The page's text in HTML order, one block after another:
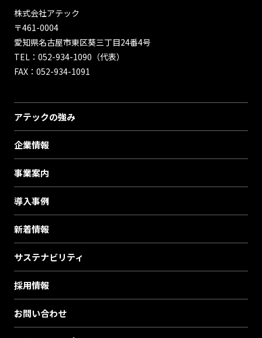
株式会社アテック
〒461-0004
愛知県名古屋市東区葵三丁目24番4号
TEL：052-934-1090（代表）
FAX：052-934-1091
アテックの強み
企業情報
事業案内
導入事例
新着情報
サステナビリティ
採用情報
お問い合わせ